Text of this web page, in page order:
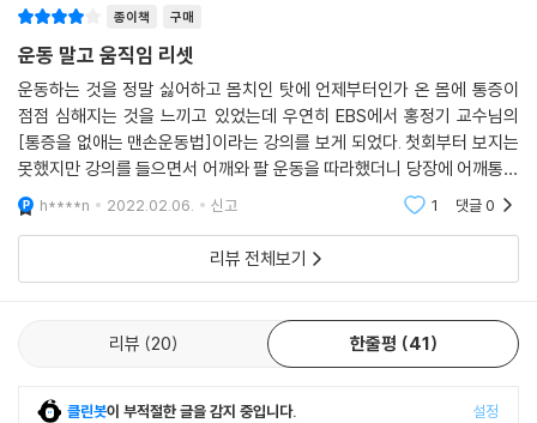
그렇다면 혹시 어려운 동작이지 않을까? 오해하지 말자. 국내 스포츠의학
최고 전문가인 그가 제안하는 움직임 리셋 방법은 생각보다 단순하다. 긴
시간도, 강한 운동도 필요 없다. 목, 어깨, 고관절과 같은 부위를 위아래 좌
우로 움직이고 회전시키는 것만으로도 충분하다. 일상의 움직임을 회복하
는 이런 작은 동작을 반복해 점진적으로 가동 범위를 늘리는 게 포인트다.
단 1분만 초집중해 따라 해보자. 즉각적으로 통증이 완화되고 몸의 균형이
맞춰지는 걸 느낄 수 있다. 우주 최강 뻣뻣하던 몸이 놀랍도록 유연해지고
일상생활 동작을 무리 없이 해낼 수 있다. 이 정도면 전 국민의 ‘운동 바이
블’이라 불러도 부족함이 없다. 통증이 나타날 때마다 습관적으로 이 책을
종이책 구매
운동 말고 움직임 리셋
운동하는 것을 정말 싫어하고 몸치인 탓에 언제부터인가 온 몸에 통증이
점점 심해지는 것을 느끼고 있었는데 우연히 EBS에서 홍정기 교수님의
[통증을 없애는 맨손운동법]이라는 강의를 보게 되었다. 첫회부터 보지는
못했지만 강의를 들으면서 어깨와 팔 운동을 따라했더니 당장에 어깨통증
이 조금 가벼워지는 것을 느꼈다. 하지만 강의가 끝나고 다시 운동을 해보
려고 해도 내용이 다
h****n 2022.02.06. 신고 1 댓글0
리뷰 전체보기
리뷰 20 한줄평 41
클린봇이 부적절한 글을 감지 중입니다. 설정